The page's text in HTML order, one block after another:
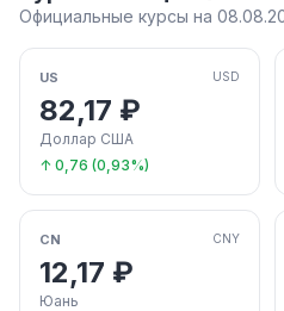
Официальные курсы на
US USD
82,17 ₽
Доллар США
↑ 0,76 (0,93%)
CN CNY
12,17 ₽
Юань